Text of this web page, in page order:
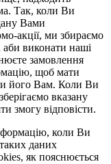
Так, коли Ви
Вами
акції, ми збираємо
аби виконати наші
замовлення
щоб мати
його Вам. Коли Ви
вказану
змогу відповісти.
коли Ви
даних
як пояснюється